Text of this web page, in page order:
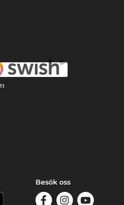
Besök oss